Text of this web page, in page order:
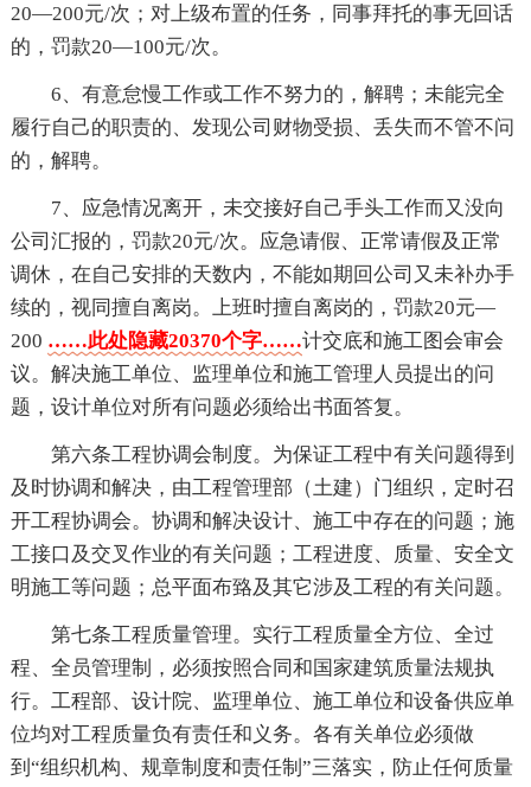
20—200元/次；对上级布置的任务，同事拜托的事无回话
的，罚款20—100元/次。
6、有意怠慢工作或工作不努力的，解聘；未能完全
履行自己的职责的、发现公司财物受损、丢失而不管不问
的，解聘。
7、应急情况离开，未交接好自己手头工作而又没向
公司汇报的，罚款20元/次。应急请假、正常请假及正常
调休，在自己安排的天数内，不能如期回公司又未补办手
续的，视同擅自离岗。上班时擅自离岗的，罚款20元—
200 ……此处隐藏20370个字……计交底和施工图会审会
议。解决施工单位、监理单位和施工管理人员提出的问
题，设计单位对所有问题必须给出书面答复。
第六条工程协调会制度。为保证工程中有关问题得到
及时协调和解决，由工程管理部（土建）门组织，定时召
开工程协调会。协调和解决设计、施工中存在的问题；施
工接口及交叉作业的有关问题；工程进度、质量、安全文
明施工等问题；总平面布臵及其它涉及工程的有关问题。
第七条工程质量管理。实行工程质量全方位、全过
程、全员管理制，必须按照合同和国家建筑质量法规执
行。工程部、设计院、监理单位、施工单位和设备供应单
位均对工程质量负有责任和义务。各有关单位必须做
到“组织机构、规章制度和责任制”三落实，防止任何质量